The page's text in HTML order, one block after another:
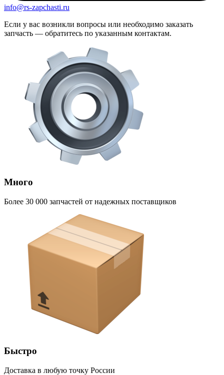
info@rs-zapchasti.ru
Если у вас возникли вопросы или необходимо заказать
запчасть — обратитесь по указанным контактам.
Много
Более 30 000 запчастей от надежных поставщиков
Быстро
Доставка в любую точку России